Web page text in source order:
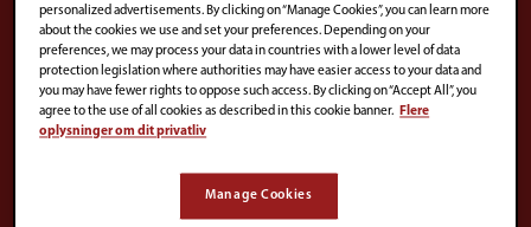
personalized advertisements. By clicking on “Manage Cookies”, you can learn more
about the cookies we use and set your preferences. Depending on your
preferences, we may process your data in countries with a lower level of data
protection legislation where authorities may have easier access to your data and
you may have fewer rights to oppose such access. By clicking on “Accept All”, you
agree to the use of all cookies as described in this cookie banner. Flere
oplysninger om dit privatliv
Manage Cookies